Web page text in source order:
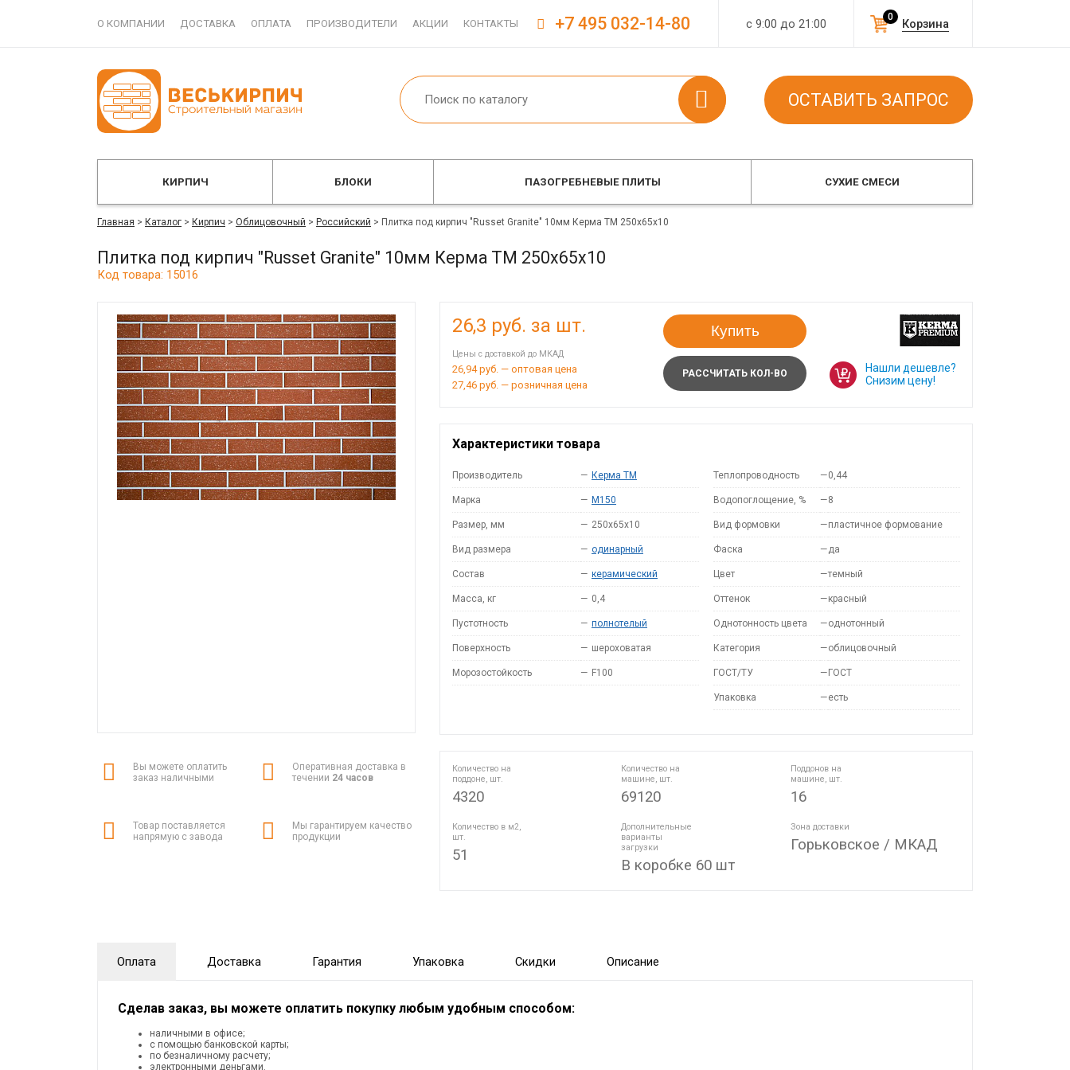
О КОМПАНИИ ДОСТАВКА ОПЛАТА ПРОИЗВОДИТЕЛИ АКЦИИ КОНТАКТЫ с 9:00 до 21:00 Корзина
0
+7 495 032-14-80
ОСТАВИТЬ ЗАПРОС
КИРПИЧ БЛОКИ ПАЗОГРЕБНЕВЫЕ ПЛИТЫ СУХИЕ СМЕСИ
Главная > Каталог > Кирпич > Облицовочный > Российский > Плитка под кирпич "Russet Granite" 10мм Керма ТМ 250х65х10
Плитка под кирпич "Russet Granite" 10мм Керма ТМ 250х65х10
Код товара: 15016
Вы можете оплатить
заказ наличными
Оперативная доставка в
течении 24 часов
Товар поставляется
напрямую с завода
Мы гарантируем качество
продукции
26,3 руб. за шт.
Цены с доставкой до МКАД
26,94 руб. — оптовая цена
27,46 руб. — розничная цена
Купить
РАССЧИТАТЬ КОЛ-ВО
Нашли дешевле?
Снизим цену!
Характеристики товара
Производитель — Керма ТМ
Марка — M150
Размер, мм — 250х65х10
Вид размера — одинарный
Состав — керамический
Масса, кг — 0,4
Пустотность — полнотелый
Поверхность — шероховатая
Морозостойкость — F100
Теплопроводность —0,44
Водопоглощение, % —8
Вид формовки —пластичное формование
Фаска —да
Цвет —темный
Оттенок —красный
Однотонность цвета —однотонный
Категория —облицовочный
ГОСТ/ТУ — ГОСТ
Упаковка —есть
Количество на
поддоне, шт.
4320
Количество на
машине, шт.
69120
Поддонов на
машине, шт.
16
Количество в м2,
шт.
51
Дополнительные
варианты
загрузки
В коробке 60 шт
Зона доставки
Горьковское / МКАД
Оплата Доставка Гарантия Упаковка Скидки Описание
Сделав заказ, вы можете оплатить покупку любым удобным способом:
наличными в офисе;
с помощью банковской карты;
по безналичному расчету;
электронными деньгами.